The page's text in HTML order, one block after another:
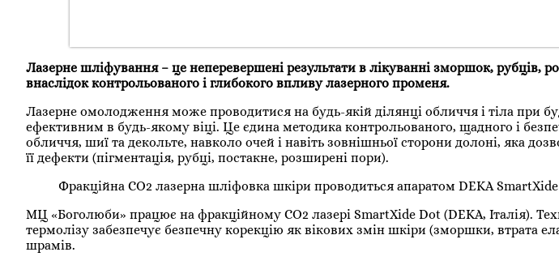
Лазерне шліфування – це неперевершені результати в лікуванні зморшок, рубців,
внаслідок контрольованого і глибокого впливу лазерного променя.
Лазерне омолодження може проводитися на будь-якій ділянці обличчя і тіла при
ефективним в будь-якому віці. Це єдина методика контрольованого, щадного і
обличчя, шиї та декольте, навколо очей і навіть зовнішньої сторони долоні, яка
її дефекти (пігментація, рубці, постакне, розширені пори).
Фракційна CO2 лазерна шліфовка шкіри проводиться апаратом DEKA
МЦ «Боголюби» працює на фракційному CO2 лазері SmartXide Dot (DEKA, Італія).
термолізу забезпечує безпечну корекцію як вікових змін шкіри (зморшки, втрата
шрамів.